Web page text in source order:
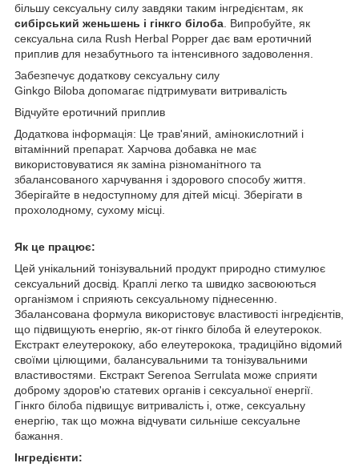
більшу сексуальну силу завдяки таким інгредієнтам, як
сибірський женьшень і гінкго білоба . Випробуйте, як
сексуальна сила Rush Herbal Popper дає вам еротичний
приплив для незабутнього та інтенсивного задоволення.
Забезпечує додаткову сексуальну силу
Ginkgo Biloba допомагає підтримувати витривалість
Відчуйте еротичний приплив
Додаткова інформація: Це трав'яний, амінокислотний і
вітамінний препарат. Харчова добавка не має
використовуватися як заміна різноманітного та
збалансованого харчування і здорового способу життя.
Зберігайте в недоступному для дітей місці. Зберігати в
прохолодному, сухому місці.
Як це працює:
Цей унікальний тонізувальний продукт природно стимулює
сексуальний досвід. Краплі легко та швидко засвоюються
організмом і сприяють сексуальному піднесенню.
Збалансована формула використовує властивості інгредієнтів,
що підвищують енергію, як-от гінкго білоба й елеутерокок.
Екстракт елеутерококу, або елеутерокока, традиційно відомий
своїми цілющими, балансувальними та тонізувальними
властивостями. Екстракт Serenoa Serrulata може сприяти
доброму здоров'ю статевих органів і сексуальної енергії.
Гінкго білоба підвищує витривалість і, отже, сексуальну
енергію, так що можна відчувати сильніше сексуальне
бажання.
Інгредієнти: